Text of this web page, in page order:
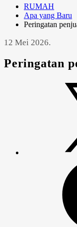
RUMAH
Apa yang Baru
Peringatan
12 Mei 2026.
Peringatan